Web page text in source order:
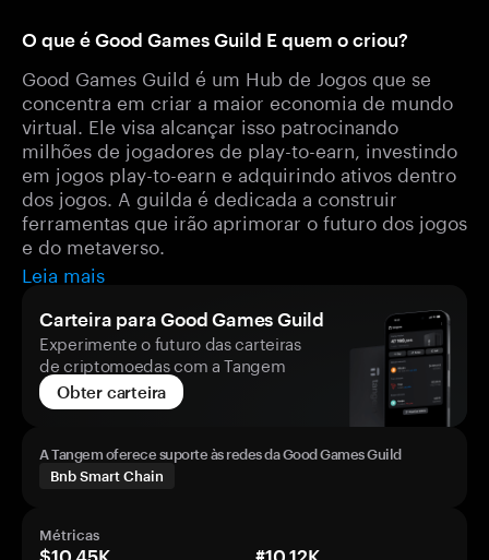
O que é Good Games Guild E quem o criou?
Good Games Guild é um Hub de Jogos que se
concentra em criar a maior economia de mundo
virtual. Ele visa alcançar isso patrocinando
milhões de jogadores de play-to-earn, investindo
em jogos play-to-earn e adquirindo ativos dentro
dos jogos. A guilda é dedicada a construir
ferramentas que irão aprimorar o futuro dos jogos
e do metaverso.
Leia mais
Carteira para Good Games Guild
Experimente o futuro das carteiras
de criptomoedas com a Tangem
Obter carteira
A Tangem oferece suporte às redes da Good Games Guild
Bnb Smart Chain
Métricas
$10.45K
#10.12K